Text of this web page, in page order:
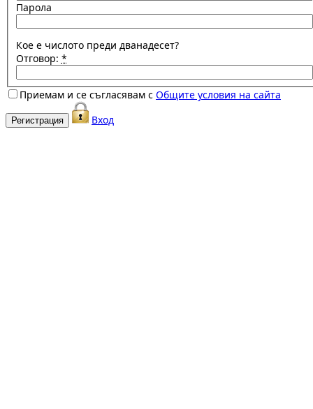
Парола
Кое е числото преди дванадесет?
Отговор: *
Приемам и се съгласявам с Общите условия на сайта
Вход